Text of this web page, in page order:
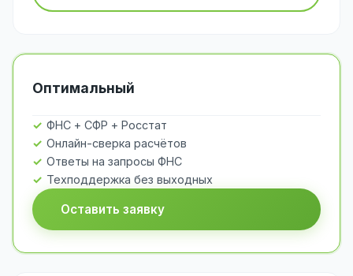
Оптимальный
ФНС + СФР + Росстат
Онлайн-сверка расчётов
Ответы на запросы ФНС
Техподдержка без выходных
Оставить заявку